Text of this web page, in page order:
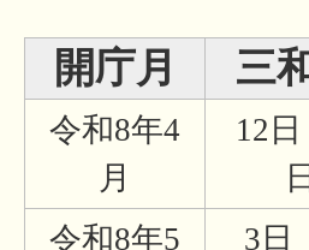
開庁月 三
令和8年4
月
12
令和8年5
3日